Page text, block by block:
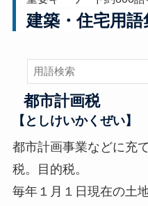
建築・住宅用語
都市計画税
【としけいかくぜい】
都市計画事業などに充
税。目的税。
毎年１月１日現在の土